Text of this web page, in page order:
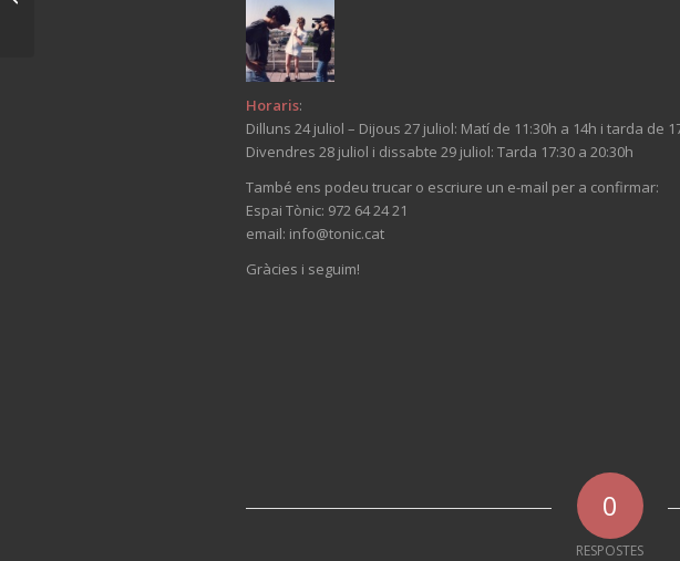
Horaris:
Dilluns 24 juliol – Dijous 27 juliol: Matí de 11:30h a 14h i tarda de
Divendres 28 juliol i dissabte 29 juliol: Tarda 17:30 a 20:30h
També ens podeu trucar o escriure un e-mail per a confirmar:
Espai Tònic: 972 64 24 21
email: info@tonic.cat
Gràcies i seguim!
0
RESPOSTES